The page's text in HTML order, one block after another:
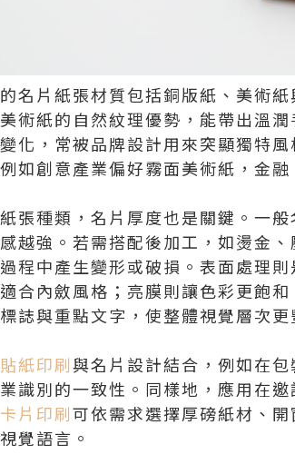
名片紙張材質包括銅版紙、美術
術紙的自然紋理優勢，能帶出溫
化，常被品牌設計用來突顯獨特風
如創意產業偏好霧面美術紙，金
張種類，名片厚度也是關鍵。一
越強。若需搭配後加工，如燙金
程中產生變形或破損。表面處理
合內斂風格；亮膜則讓色彩更飽
誌與重點文字，使整體視覺層次更
貼紙印刷與名片設計結合，例如在
識別的一致性。同樣地，應用在
卡片印刷可依需求選擇厚磅紙材、
覺語言。